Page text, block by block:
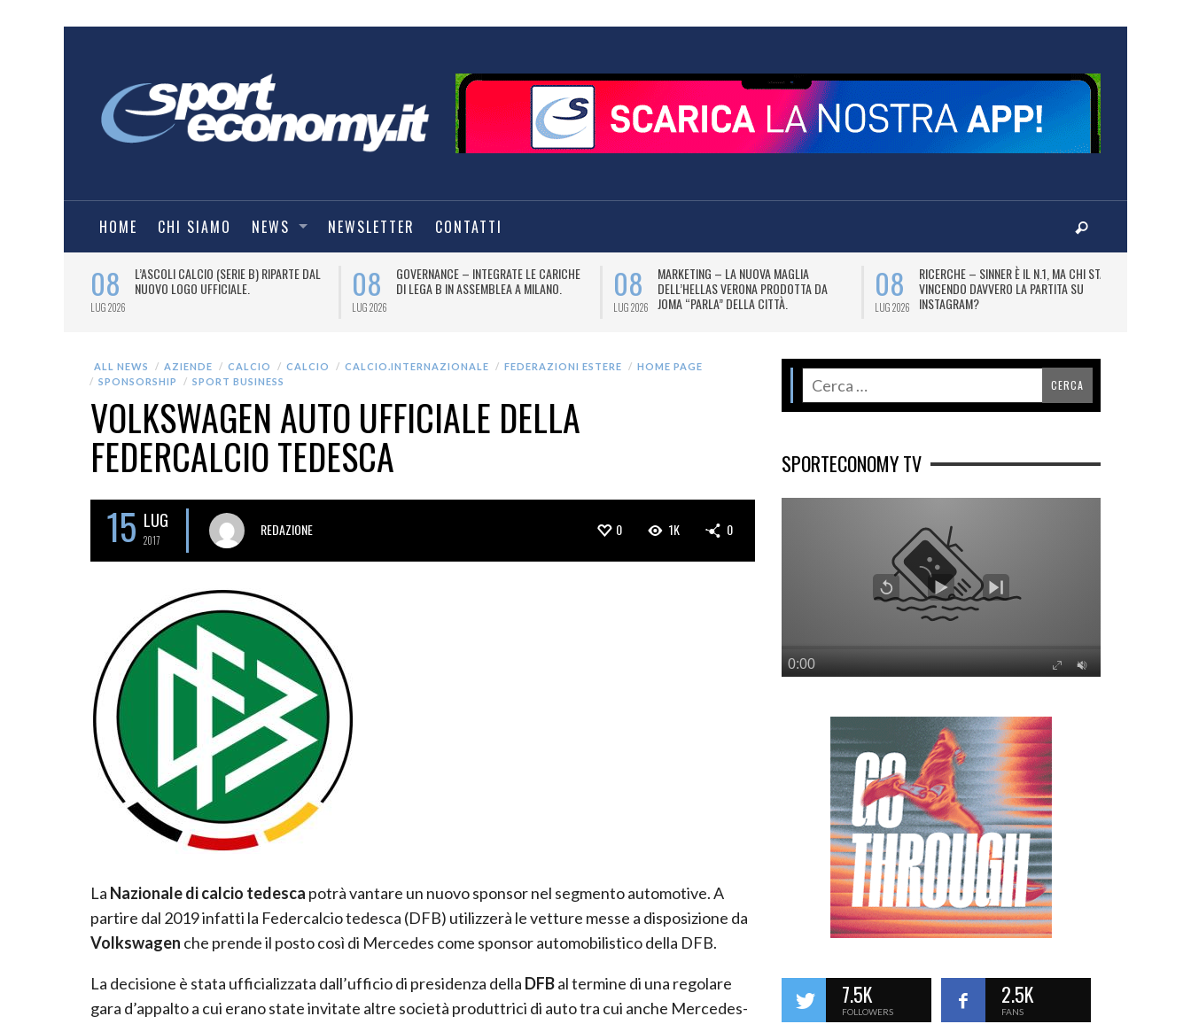
HOME CHI SIAMO NEWS NEWSLETTER CONTATTI
08
LUG 2026
L’ASCOLI CALCIO (SERIE B) RIPARTE DAL
NUOVO LOGO UFFICIALE.
08
LUG 2026
GOVERNANCE – INTEGRATE LE CARICHE
DI LEGA B IN ASSEMBLEA A MILANO.
08
LUG 2026
MARKETING – LA NUOVA MAGLIA
DELL’HELLAS VERONA PRODOTTA DA
JOMA “PARLA” DELLA CITTÀ.
08
LUG 2026
RICERCHE – SINNER È IL N.1, MA CHI STA
VINCENDO DAVVERO LA PARTITA SU
INSTAGRAM?
ALL NEWS AZIENDE CALCIO CALCIO CALCIO.INTERNAZIONALE FEDERAZIONI ESTERE
HOME PAGE
SPONSORSHIP
SPORT BUSINESS
VOLKSWAGEN AUTO UFFICIALE DELLA
FEDERCALCIO TEDESCA
15 LUG
2017
REDAZIONE 0 1K 0
La Nazionale di calcio tedesca potrà vantare un nuovo sponsor nel segmento automotive. A
partire dal 2019 infatti la Federcalcio tedesca (DFB) utilizzerà le vetture messe a disposizione da
Volkswagen che prende il posto così di Mercedes come sponsor automobilistico della DFB.
La decisione è stata ufficializzata dall’ufficio di presidenza della DFBal termine di una regolare
gara d’appalto a cui erano state invitate altre società produttrici di auto tra cui anche Mercedes-
SPORTECONOMY TV
7.5K
FOLLOWERS
2.5K
FANS